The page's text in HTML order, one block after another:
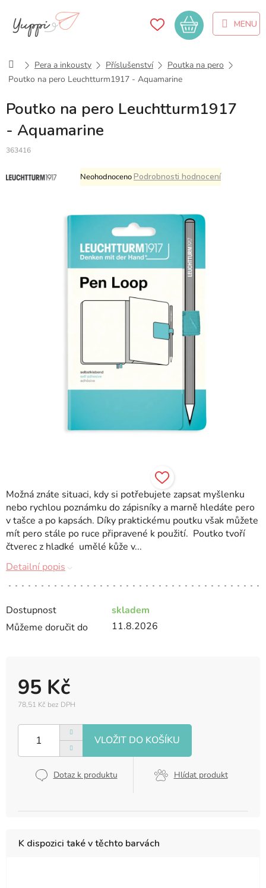
obsah
Nákupní
košík
DomůPera a inkousty Příslušenství
Poutka na pero
Poutko na pero Leuchtturm1917 - Aquamarine
Poutko na pero Leuchtturm1917
- Aquamarine
363416
Průměrné
hodnocení
0,0
5
hvězdiček.
NeohodnocenoPodrobnosti hodnocení
Dostupnost
skladem
Můžeme doručit do
11.8.2026
95 Kč
78,51 Kč bez DPH
cena:
Dotaz k produktu Hlídat produkt
Možná znáte situaci, kdy si potřebujete zapsat myšlenku
nebo rychlou poznámku do zápisníky a marně hledáte pero
v tašce a po kapsách. Díky praktickému poutku však můžete
mít pero stále po ruce připravené k použití. Poutko tvoří
čtverec z hladké umělé kůže v...
Detailní popis
K dispozici také v těchto barvách